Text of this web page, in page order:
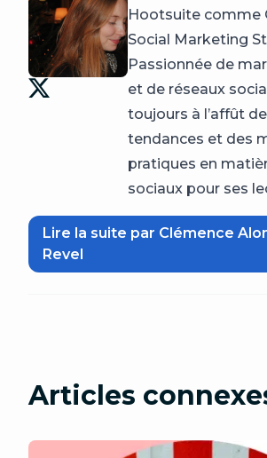
Hootsuite comme
Social Marketing
Passionnée de
et de réseaux
toujours à l’affût
tendances et des
pratiques en
sociaux pour ses
Lire la suite par Clémence
Revel
Articles